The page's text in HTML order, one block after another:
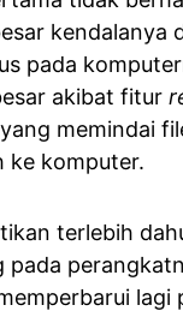
kendalanya
pada
akibat fitur
memindai
ke komputer.
terlebih
pada
lagi